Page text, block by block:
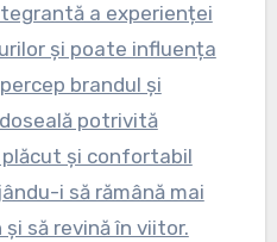
a experienței
și poate influența
brandul și
potrivită
și confortabil
i să rămână mai
să revină în viitor.